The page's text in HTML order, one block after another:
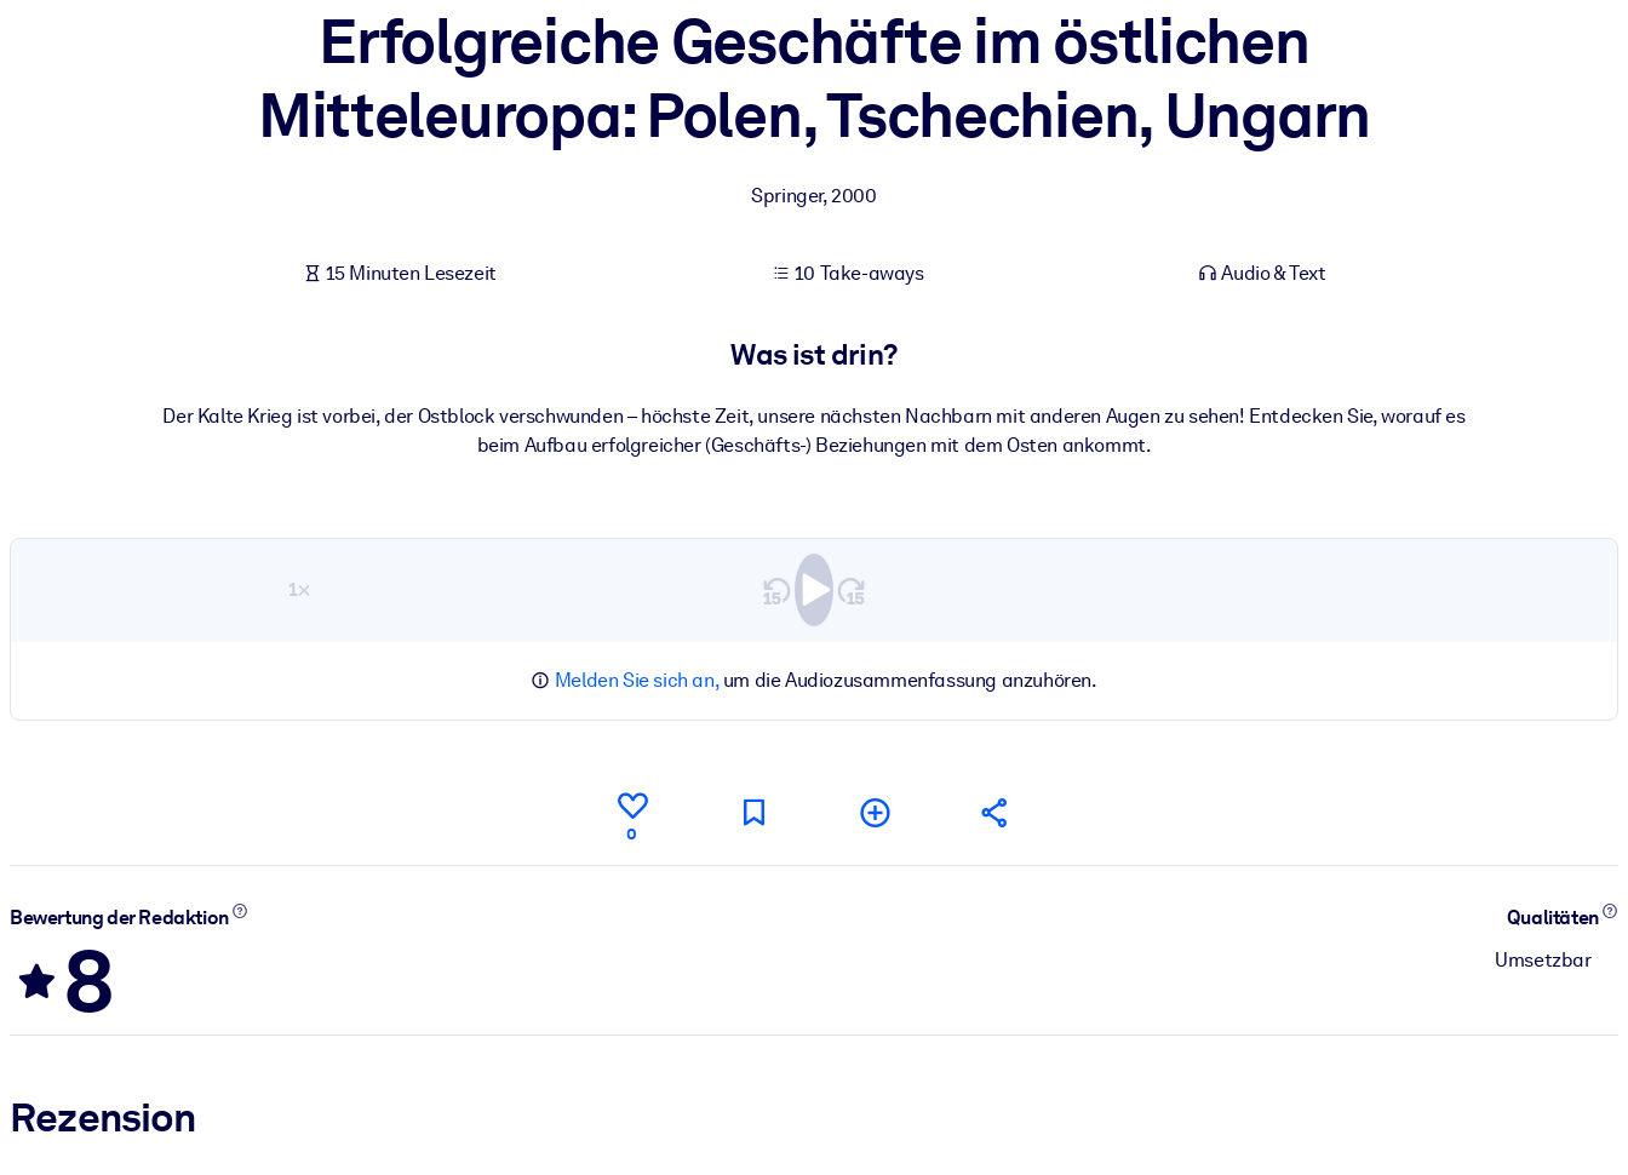
Integrieren Sie kompaktes, verifiziertes Wissen in Ihr LMS/LXP für bessere Lernergebnisse.
Für Unternehmensbibliotheken
Nutzen Sie verlässliches, strukturiertes Wissen, um die Ergebnisse Ihrer KI-Systeme zu optimieren.
Erfolgreiche Geschäfte im östlichen
Mitteleuropa: Polen, Tschechien, Ungarn
Springer,2000
15 Minuten Lesezeit 10 Take-aways Audio & Text
Was ist drin?
Der Kalte Krieg ist vorbei, der Ostblock verschwunden – höchste Zeit, unsere nächsten Nachbarn mit anderen Augen zu sehen! Entdecken Sie, worauf es
beim Aufbau erfolgreicher (Geschäfts-) Beziehungen mit dem Osten ankommt.
1×
Melden Sie sich an,um die Audiozusammenfassung anzuhören.
0
Bewertung der Redaktion
8
Qualitäten
Umsetzbar
Rezension